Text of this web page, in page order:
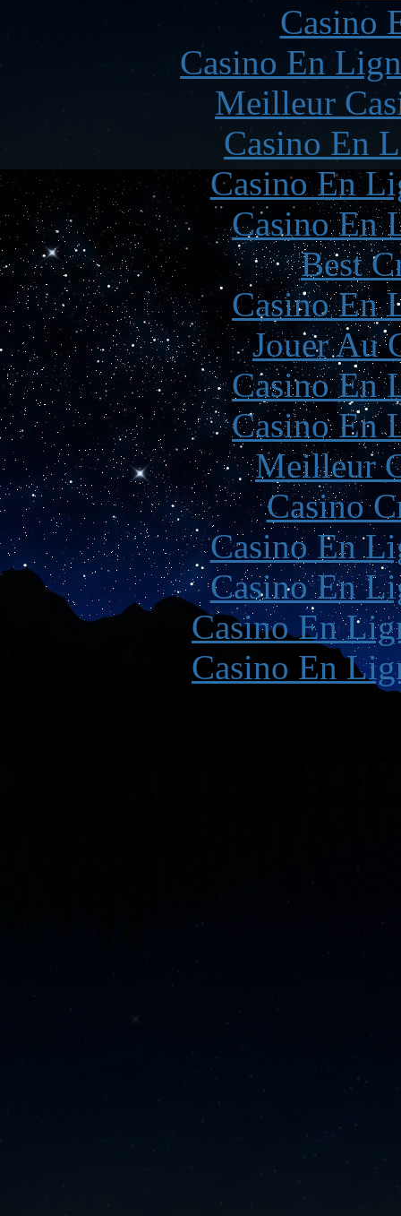
Casino
Casino En
Meilleur
Casino En
Casino En
Casino En
Best
Casino En
Jouer Au
Casino En
Casino En
Meilleur
Casino
Casino En
Casino En
Casino En
Casino En